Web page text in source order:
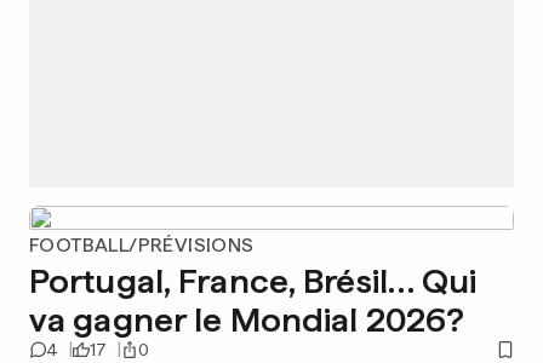
FOOTBALL/PRÉVISIONS
Portugal, France, Brésil… Qui
va gagner le Mondial 2026?
4 17 0